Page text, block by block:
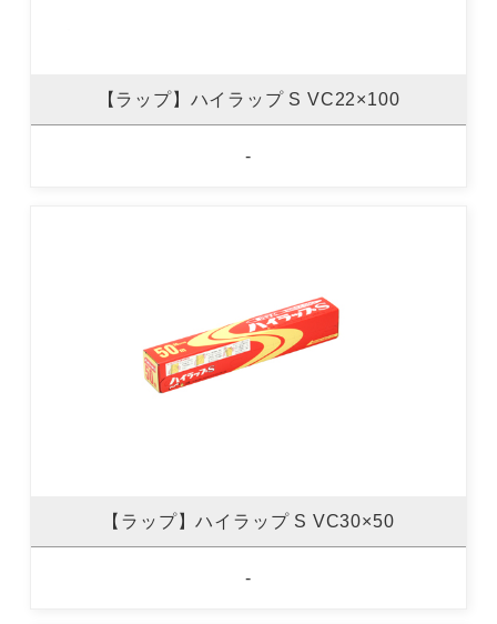
【ラップ】ハイラップ S VC22×100
-
【ラップ】ハイラップ S VC30×50
-